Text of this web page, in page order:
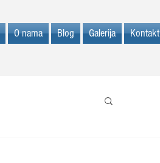
O nama Blog Galerija Kontakt